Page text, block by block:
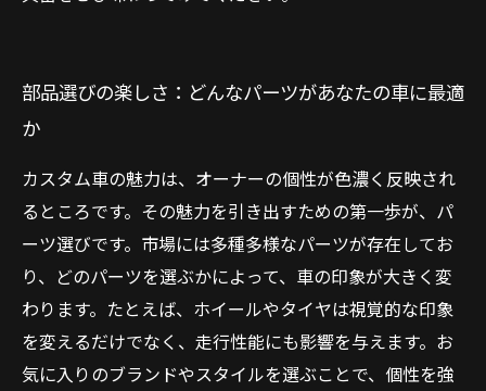
部品選びの楽しさ：どんなパーツがあなたの車に最適
か
カスタム車の魅力は、オーナーの個性が色濃く反映され
るところです。その魅力を引き出すための第一歩が、パ
ーツ選びです。市場には多種多様なパーツが存在してお
り、どのパーツを選ぶかによって、車の印象が大きく変
わります。たとえば、ホイールやタイヤは視覚的な印象
を変えるだけでなく、走行性能にも影響を与えます。お
気に入りのブランドやスタイルを選ぶことで、個性を強